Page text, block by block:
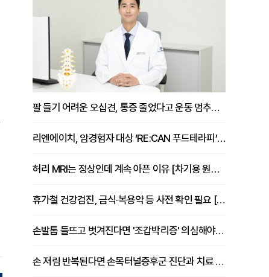
팔 들기 어려운 오십견, 통증 줄었다고 운동 멈추면 안 되는 이유 [이병욱 원장 칼럼]
리엔에이치, 암경험자 대상 ‘RE:CAN 푸드테라피’ 운영
허리 MRI는 정상인데 계속 아픈 이유 [차기용 원장 칼럼]
휴가철 건강검진, 금식·복용약 등 사전 확인 필요 [정도감 원장 칼럼]
손발톱 들뜨고 벗겨진다면 '조갑박리증' 의심해야 [김철윤 원장 칼럼]
손 저림 반복된다면 손목터널증후군 진단과 치료 시기 살펴야 [김동현 원장 칼럼]